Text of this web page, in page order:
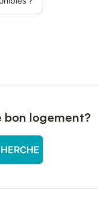
bon logement?